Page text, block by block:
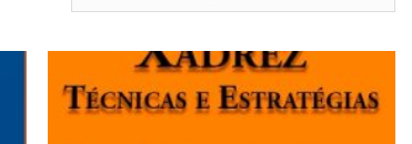
por
para
Adicionar